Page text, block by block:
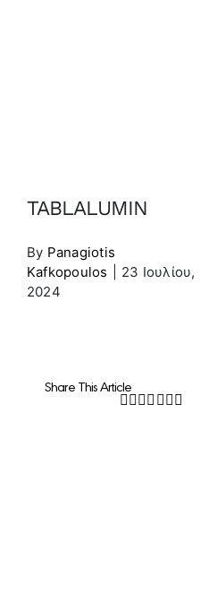
TABLALUMIN
By Panagiotis
Kafkopoulos
23 Ιουλίου,
2024
Share This Article
Facebook
Twitter
LinkedIn
WhatsApp
Tumblr
Pinterest